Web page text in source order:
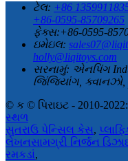
ટેલ: +86
+86-0595-85709265
ફેક્સ:+86-0595-
ઇમેઇલ:
holly@liqitoys.com
સરનામું: એનપિંગ
જિંજિયાંગ,
© ક © પિરાઇટ - 2010-2022:
સ્થળ
સુતરાઉ પેન્સિલ કેસ,
લેખનસામગ્રી નિર્જન
રમકડાં,